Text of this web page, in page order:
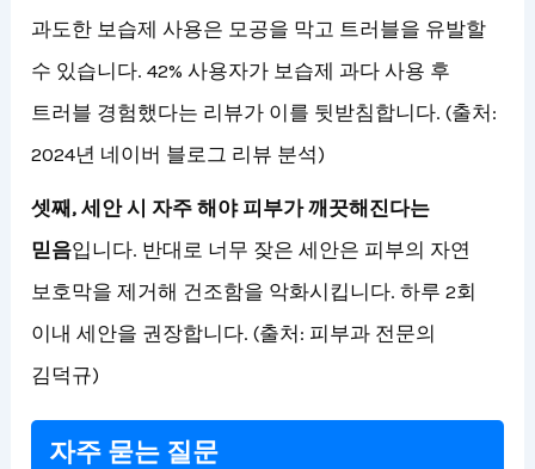
과도한 보습제 사용은 모공을 막고 트러블을 유발할
수 있습니다. 42% 사용자가 보습제 과다 사용 후
트러블 경험했다는 리뷰가 이를 뒷받침합니다. (출처:
2024년 네이버 블로그 리뷰 분석)
셋째, 세안 시 자주 해야 피부가 깨끗해진다는
믿음입니다. 반대로 너무 잦은 세안은 피부의 자연
보호막을 제거해 건조함을 악화시킵니다. 하루 2회
이내 세안을 권장합니다. (출처: 피부과 전문의
김덕규)
자주 묻는 질문